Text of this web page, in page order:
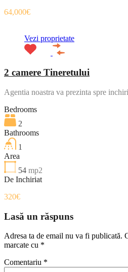
64,000€
Vezi proprietate
2 camere Tineretului
Agentia noastra va prezinta spre
Bedrooms
2
Bathrooms
1
Area
54 mp2
De Inchiriat
320€
Lasă un răspuns
Adresa ta de email nu va fi publicată.
marcate cu *
Comentariu *